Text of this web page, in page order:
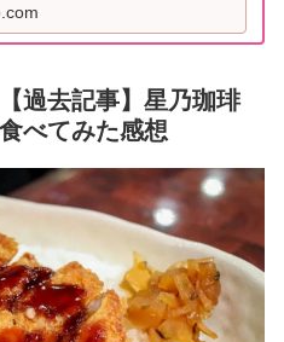
過去記事】星乃珈琲
べてみた感想